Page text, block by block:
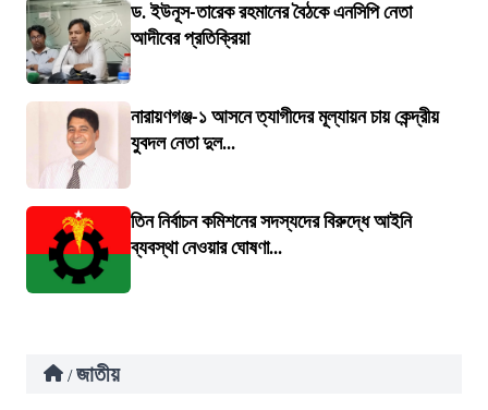
ড. ইউনূস-তারেক রহমানের বৈঠকে এনসিপি নেতা
আদীবের প্রতিক্রিয়া
নারায়ণগঞ্জ-১ আসনে ত্যাগীদের মূল্যায়ন চায় কেন্দ্রীয়
যুবদল নেতা দুল...
তিন নির্বাচন কমিশনের সদস্যদের বিরুদ্ধে আইনি
ব্যবস্থা নেওয়ার ঘোষণা...
/ জাতীয়